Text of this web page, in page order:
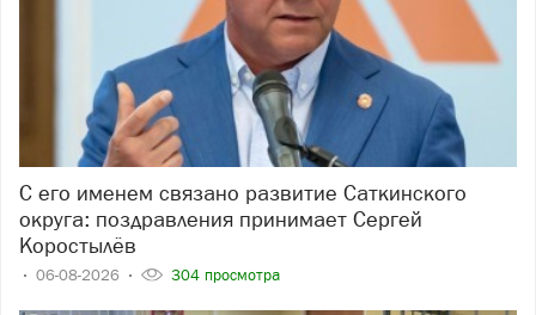
С его именем связано развитие Саткинского
округа: поздравления принимает Сергей
Коростылёв
06-08-2026 304 просмотра